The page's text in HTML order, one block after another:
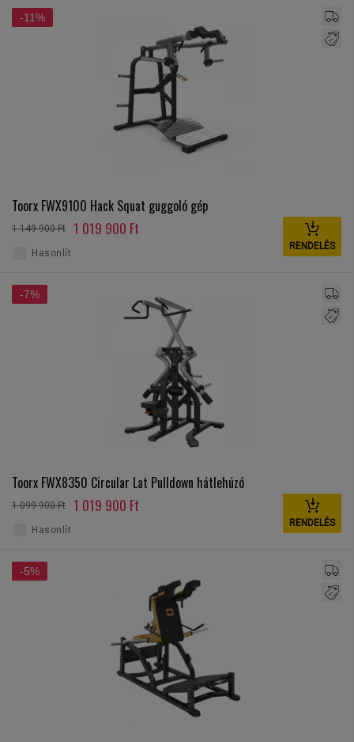
-11%
Toorx FWX9100 Hack Squat guggoló gép
1 149 900 Ft 1 019 900 Ft
RENDELÉS
Hasonlít
-7%
Toorx FWX8350 Circular Lat Pulldown hátlehúzó
1 099 900 Ft 1 019 900 Ft
RENDELÉS
Hasonlít
-5%